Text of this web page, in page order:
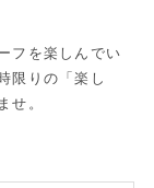
フを楽しんでい
限りの「楽し
せ。